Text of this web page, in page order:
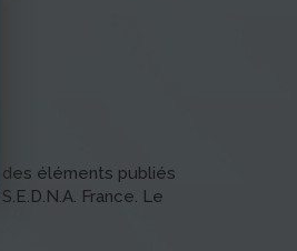
éléments publiés
France. Le